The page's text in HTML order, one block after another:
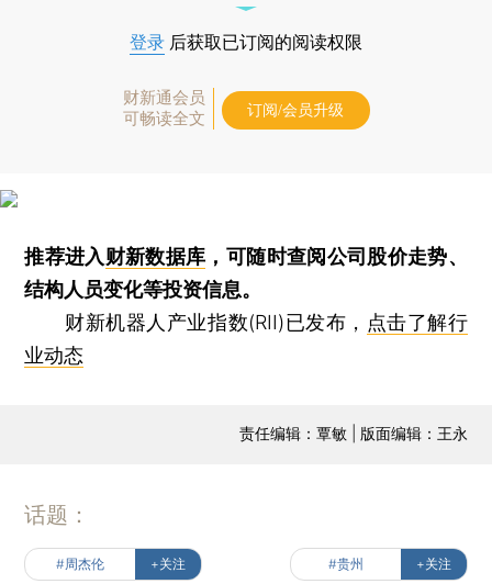
登录 后获取已订阅的阅读权限
财新通会员
可畅读全文
订阅/会员升级
推荐进入财新数据库 ，可随时查阅公司股价走势、
结构人员变化等投资信息。
财新机器人产业指数(RII)已发布， 点击了解行
业动态
责任编辑：覃敏 | 版面编辑：王永
话题：
#周杰伦 +关注 #贵州 +关注